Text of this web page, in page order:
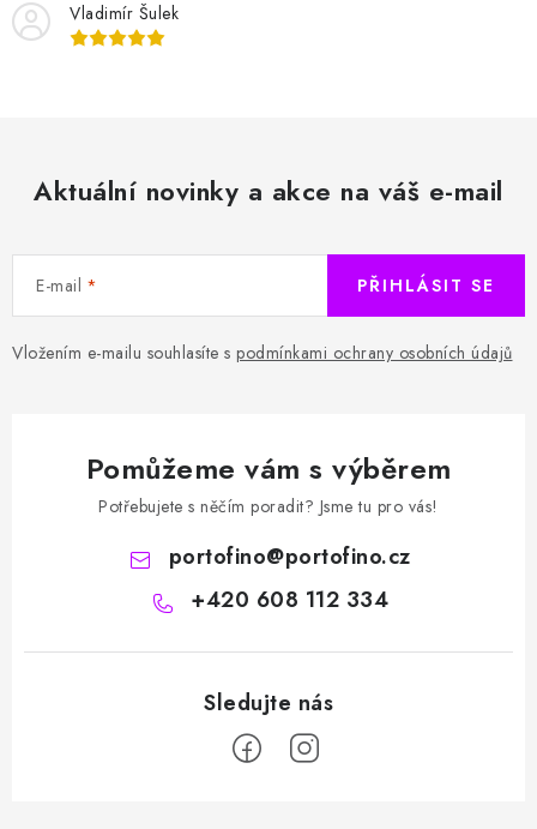
Vladimír Šulek
Aktuální novinky a akce na váš e-mail
E-mail
Vložením e-mailu souhlasíte s podmínkami ochrany osobních údajů
PŘIHLÁSIT SE
Pomůžeme vám s výběrem
Potřebujete s něčím poradit? Jsme tu pro vás!
portofino@portofino.cz
+420 608 112 334